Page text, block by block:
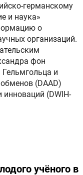
германскому
и наука»
о
организаций.
фон
и
(DAAD)
(DWIH-
учёного в